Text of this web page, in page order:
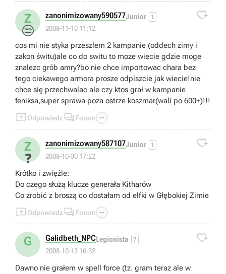
Z
😒
zanonimizowany590577Junior 1
2008-11-10 11:12

cos mi nie styka przeszlem 2 kampanie (oddech zimy i
zakon świtu)ale co do switu to moze wiecie gdzie moge
znalezc grób amry?bo nie chce importowac chara bez
tego ciekawego armora prosze odpiszcie jak wiecie!nie
chce się przechwalac ale czy ktos grał w kampanie
feniksa,super sprawa poza ostrze koszmar(wali po 600+)!!!
Odpowiedz  Forum 
Z
❓
zanonimizowany587107Junior 1
2008-10-30 17:22

Krótko i zwięźle:
Do czego służą klucze generała Kitharów
Co zrobić z broszą co dostałam od elfki w Głębokiej Zimie
Odpowiedz  Forum 
G Galidbeth_NPCLegionista 7
2008-10-13 16:32

Dawno nie grałem w spell force (tz. gram teraz ale w